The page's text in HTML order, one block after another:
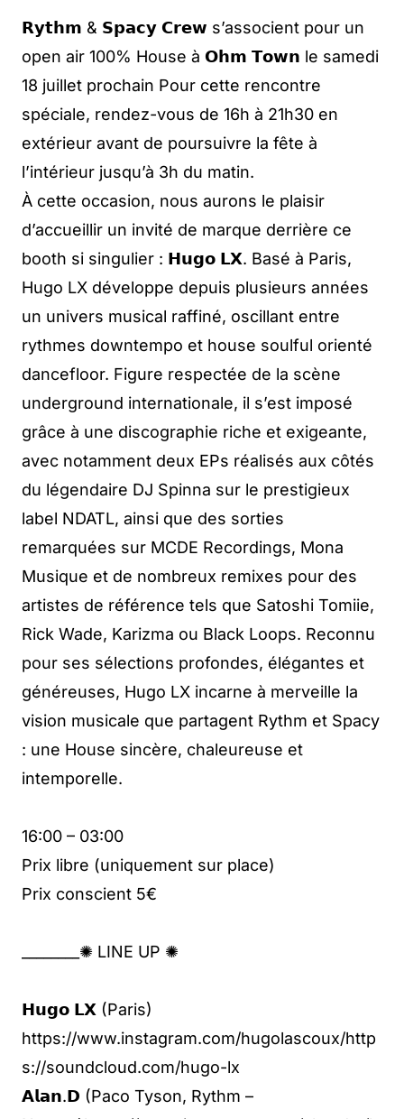
𝗥𝘆𝘁𝗵𝗺 & 𝗦𝗽𝗮𝗰𝘆 𝗖𝗿𝗲𝘄 s’associent pour un
open air 100% House à 𝗢𝗵𝗺 𝗧𝗼𝘄𝗻 le samedi
18 juillet prochain Pour cette rencontre
spéciale, rendez-vous de 16h à 21h30 en
extérieur avant de poursuivre la fête à
l’intérieur jusqu’à 3h du matin.
À cette occasion, nous aurons le plaisir
d’accueillir un invité de marque derrière ce
booth si singulier : 𝗛𝘂𝗴𝗼 𝗟𝗫. Basé à Paris,
Hugo LX développe depuis plusieurs années
un univers musical raffiné, oscillant entre
rythmes downtempo et house soulful orienté
dancefloor. Figure respectée de la scène
underground internationale, il s’est imposé
grâce à une discographie riche et exigeante,
avec notamment deux EPs réalisés aux côtés
du légendaire DJ Spinna sur le prestigieux
label NDATL, ainsi que des sorties
remarquées sur MCDE Recordings, Mona
Musique et de nombreux remixes pour des
artistes de référence tels que Satoshi Tomiie,
Rick Wade, Karizma ou Black Loops. Reconnu
pour ses sélections profondes, élégantes et
généreuses, Hugo LX incarne à merveille la
vision musicale que partagent Rythm et Spacy
: une House sincère, chaleureuse et
intemporelle.
16:00 – 03:00
Prix libre (uniquement sur place)
Prix conscient 5€
________✺ LINE UP ✺
𝗛𝘂𝗴𝗼 𝗟𝗫 (Paris)
https://www.instagram.com/hugolascoux/http
s://soundcloud.com/hugo-lx
𝗔𝗹𝗮𝗻.𝗗 (Paco Tyson, Rythm –